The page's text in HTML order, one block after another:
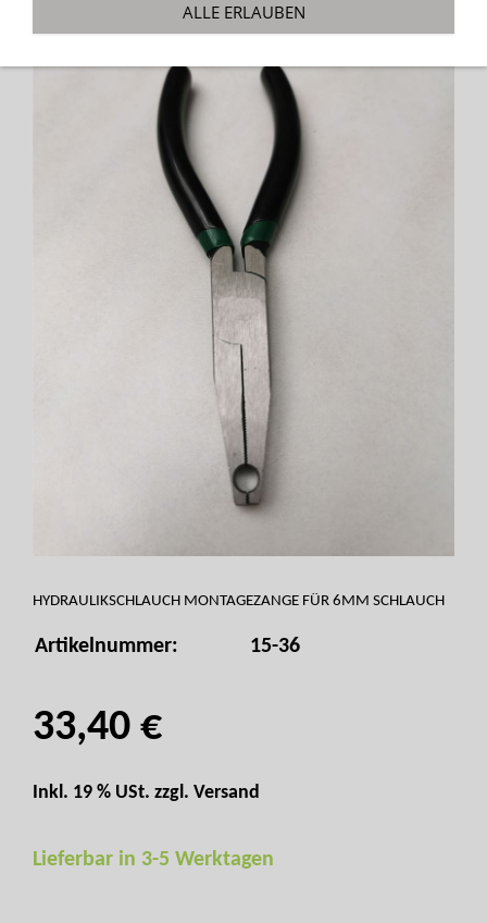
HYDRAULIKSCHLAUCH MONTAGEZANGE FÜR 6MM SCHLAUCH
Artikelnummer: 15-36
33,40 €
Inkl. 19 % USt. zzgl. Versand
Lieferbar in 3-5 Werktagen
ALLE ERLAUBEN